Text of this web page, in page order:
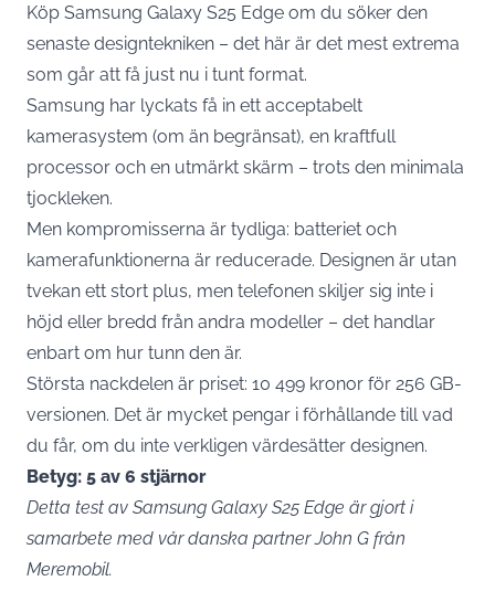
Köp Samsung Galaxy S25 Edge om du söker den
senaste designtekniken – det här är det mest extrema
som går att få just nu i tunt format.
Samsung har lyckats få in ett acceptabelt
kamerasystem (om än begränsat), en kraftfull
processor och en utmärkt skärm – trots den minimala
tjockleken.
Men kompromisserna är tydliga: batteriet och
kamerafunktionerna är reducerade. Designen är utan
tvekan ett stort plus, men telefonen skiljer sig inte i
höjd eller bredd från andra modeller – det handlar
enbart om hur tunn den är.
Största nackdelen är priset: 10 499 kronor för 256 GB-
versionen. Det är mycket pengar i förhållande till vad
du får, om du inte verkligen värdesätter designen.
Betyg: 5 av 6 stjärnor
Detta test av Samsung Galaxy S25 Edge är gjort i
samarbete med vår danska partner John G från
Meremobil.